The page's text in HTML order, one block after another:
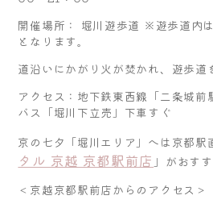
開催場所： 堀川遊歩道 ※遊歩道内
となります。
道沿いにかがり火が焚かれ、遊歩道
アクセス：地下鉄東西線「二条城前
バス「堀川下立売」下車すぐ
京の七夕「堀川エリア」へは京都駅
タル 京越 京都駅前店 」がおすす
＜京越京都駅前店からのアクセス＞